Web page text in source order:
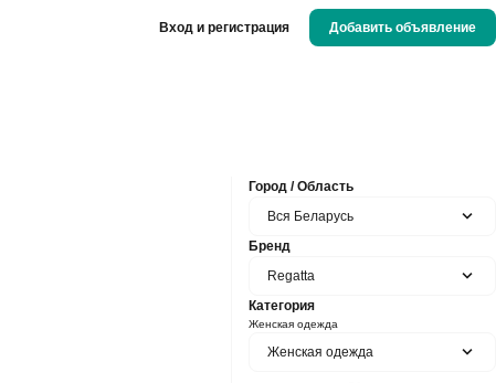
Вход и регистрация Добавить объявление
Город / Область
Вся Беларусь
Бренд
Regatta
Категория
Женская одежда
Женская одежда